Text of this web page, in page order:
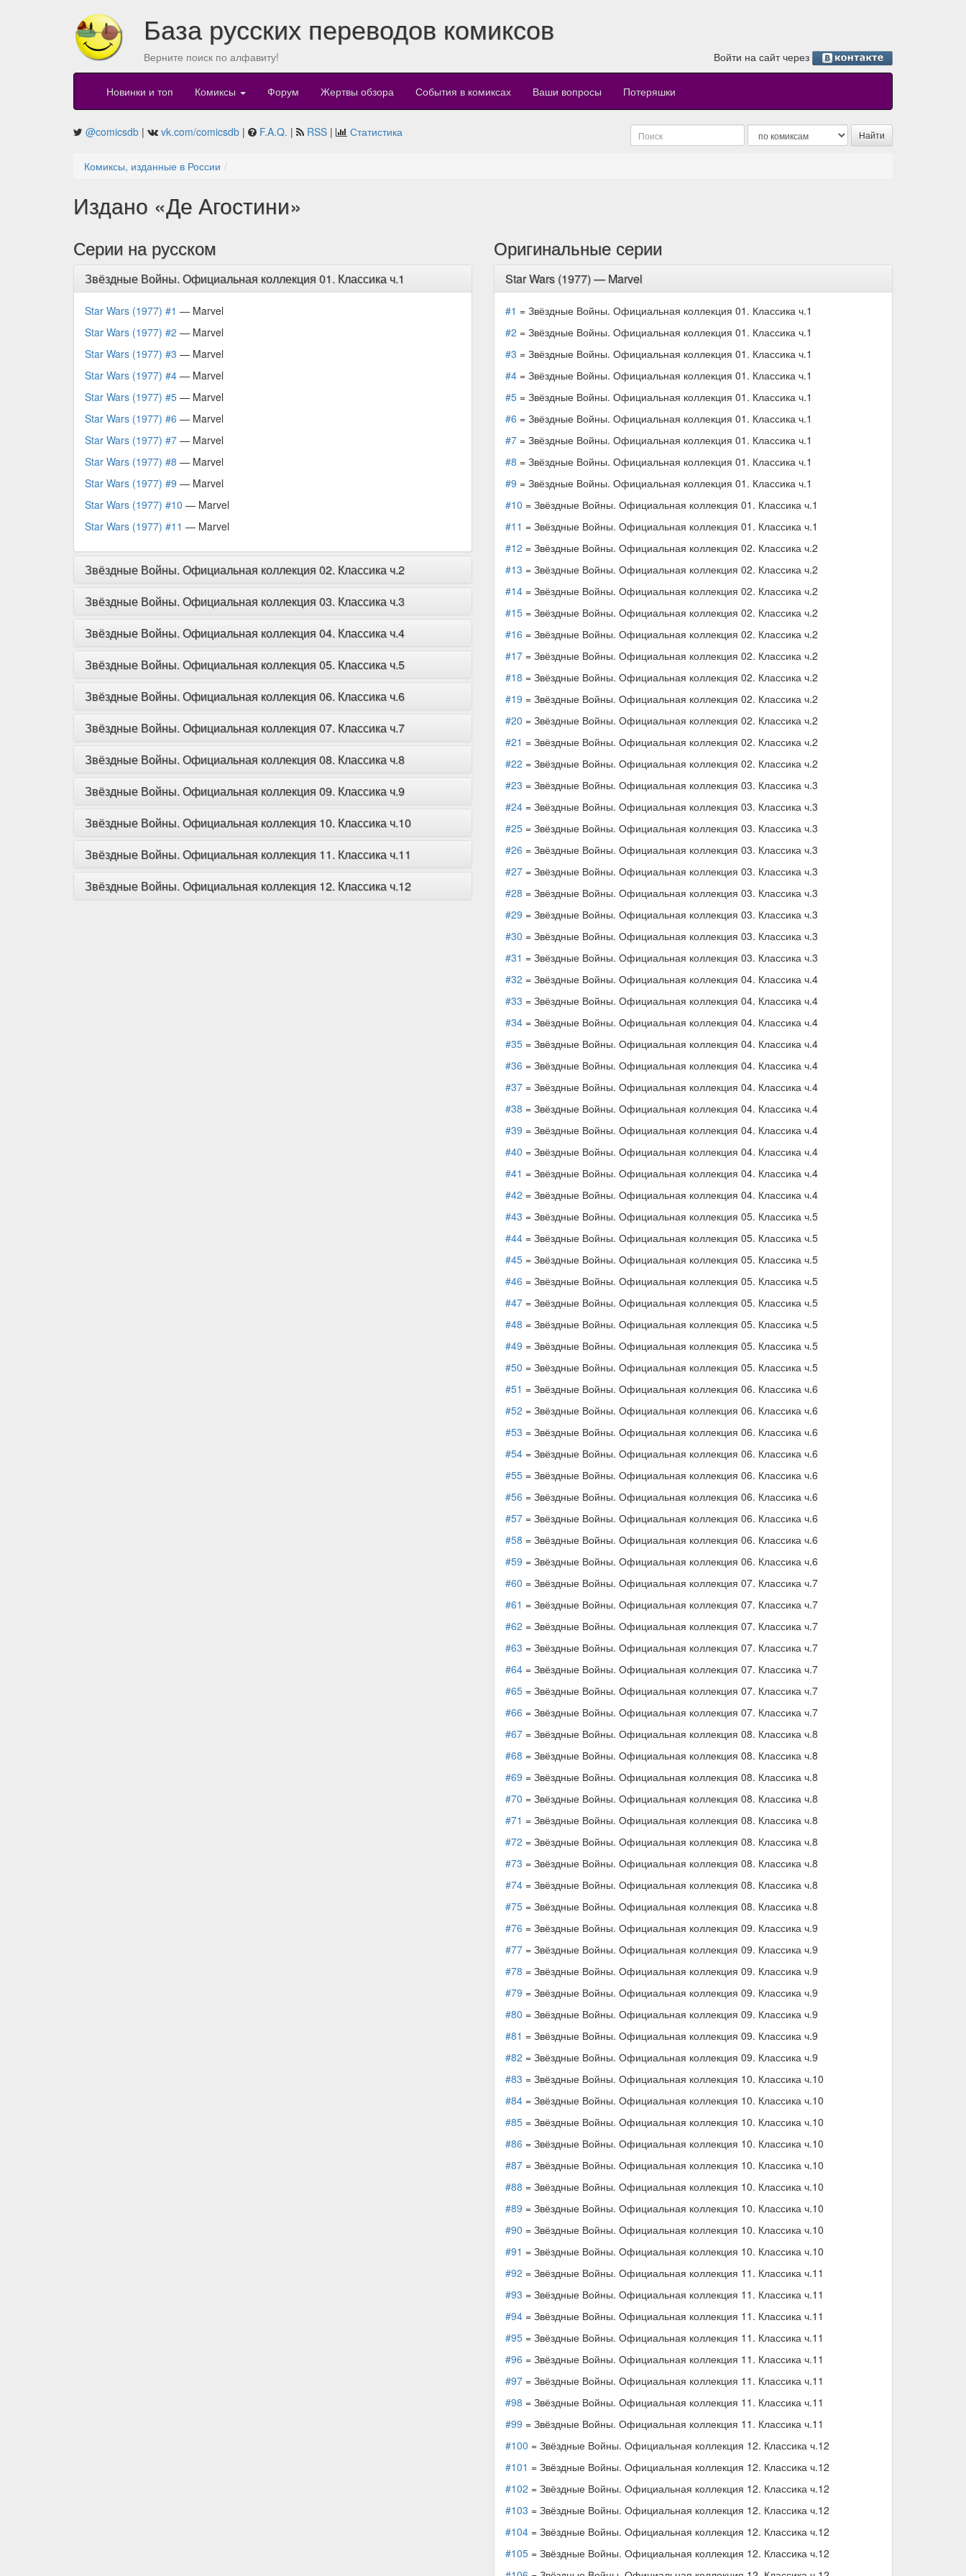
База русских переводов комиксов
Верните поиск по алфавиту! Войти на сайт через
Новинки и топ Комиксы Форум Жертвы обзора События в комиксах Ваши вопросы Потеряшки
@comicsdb | vk.com/comicsdb | F.A.Q. | RSS | Статистика
Комиксы, изданные в России
Издано «Де Агостини»
Серии на русском
Звёздные Войны. Официальная коллекция 01. Классика ч.1
Star Wars (1977) #1 — Marvel
Star Wars (1977) #2 — Marvel
Star Wars (1977) #3 — Marvel
Star Wars (1977) #4 — Marvel
Star Wars (1977) #5 — Marvel
Star Wars (1977) #6 — Marvel
Star Wars (1977) #7 — Marvel
Star Wars (1977) #8 — Marvel
Star Wars (1977) #9 — Marvel
Star Wars (1977) #10 — Marvel
Star Wars (1977) #11 — Marvel
Звёздные Войны. Официальная коллекция 02. Классика ч.2
Звёздные Войны. Официальная коллекция 03. Классика ч.3
Звёздные Войны. Официальная коллекция 04. Классика ч.4
Звёздные Войны. Официальная коллекция 05. Классика ч.5
Звёздные Войны. Официальная коллекция 06. Классика ч.6
Звёздные Войны. Официальная коллекция 07. Классика ч.7
Звёздные Войны. Официальная коллекция 08. Классика ч.8
Звёздные Войны. Официальная коллекция 09. Классика ч.9
Звёздные Войны. Официальная коллекция 10. Классика ч.10
Звёздные Войны. Официальная коллекция 11. Классика ч.11
Звёздные Войны. Официальная коллекция 12. Классика ч.12
Оригинальные серии
Star Wars (1977) — Marvel
#1 = Звёздные Войны. Официальная коллекция 01. Классика ч.1
#2 = Звёздные Войны. Официальная коллекция 01. Классика ч.1
#3 = Звёздные Войны. Официальная коллекция 01. Классика ч.1
#4 = Звёздные Войны. Официальная коллекция 01. Классика ч.1
#5 = Звёздные Войны. Официальная коллекция 01. Классика ч.1
#6 = Звёздные Войны. Официальная коллекция 01. Классика ч.1
#7 = Звёздные Войны. Официальная коллекция 01. Классика ч.1
#8 = Звёздные Войны. Официальная коллекция 01. Классика ч.1
#9 = Звёздные Войны. Официальная коллекция 01. Классика ч.1
#10 = Звёздные Войны. Официальная коллекция 01. Классика ч.1
#11 = Звёздные Войны. Официальная коллекция 01. Классика ч.1
#12 = Звёздные Войны. Официальная коллекция 02. Классика ч.2
#13 = Звёздные Войны. Официальная коллекция 02. Классика ч.2
#14 = Звёздные Войны. Официальная коллекция 02. Классика ч.2
#15 = Звёздные Войны. Официальная коллекция 02. Классика ч.2
#16 = Звёздные Войны. Официальная коллекция 02. Классика ч.2
#17 = Звёздные Войны. Официальная коллекция 02. Классика ч.2
#18 = Звёздные Войны. Официальная коллекция 02. Классика ч.2
#19 = Звёздные Войны. Официальная коллекция 02. Классика ч.2
#20 = Звёздные Войны. Официальная коллекция 02. Классика ч.2
#21 = Звёздные Войны. Официальная коллекция 02. Классика ч.2
#22 = Звёздные Войны. Официальная коллекция 02. Классика ч.2
#23 = Звёздные Войны. Официальная коллекция 03. Классика ч.3
#24 = Звёздные Войны. Официальная коллекция 03. Классика ч.3
#25 = Звёздные Войны. Официальная коллекция 03. Классика ч.3
#26 = Звёздные Войны. Официальная коллекция 03. Классика ч.3
#27 = Звёздные Войны. Официальная коллекция 03. Классика ч.3
#28 = Звёздные Войны. Официальная коллекция 03. Классика ч.3
#29 = Звёздные Войны. Официальная коллекция 03. Классика ч.3
#30 = Звёздные Войны. Официальная коллекция 03. Классика ч.3
#31 = Звёздные Войны. Официальная коллекция 03. Классика ч.3
#32 = Звёздные Войны. Официальная коллекция 04. Классика ч.4
#33 = Звёздные Войны. Официальная коллекция 04. Классика ч.4
#34 = Звёздные Войны. Официальная коллекция 04. Классика ч.4
#35 = Звёздные Войны. Официальная коллекция 04. Классика ч.4
#36 = Звёздные Войны. Официальная коллекция 04. Классика ч.4
#37 = Звёздные Войны. Официальная коллекция 04. Классика ч.4
#38 = Звёздные Войны. Официальная коллекция 04. Классика ч.4
#39 = Звёздные Войны. Официальная коллекция 04. Классика ч.4
#40 = Звёздные Войны. Официальная коллекция 04. Классика ч.4
#41 = Звёздные Войны. Официальная коллекция 04. Классика ч.4
#42 = Звёздные Войны. Официальная коллекция 04. Классика ч.4
#43 = Звёздные Войны. Официальная коллекция 05. Классика ч.5
#44 = Звёздные Войны. Официальная коллекция 05. Классика ч.5
#45 = Звёздные Войны. Официальная коллекция 05. Классика ч.5
#46 = Звёздные Войны. Официальная коллекция 05. Классика ч.5
#47 = Звёздные Войны. Официальная коллекция 05. Классика ч.5
#48 = Звёздные Войны. Официальная коллекция 05. Классика ч.5
#49 = Звёздные Войны. Официальная коллекция 05. Классика ч.5
#50 = Звёздные Войны. Официальная коллекция 05. Классика ч.5
#51 = Звёздные Войны. Официальная коллекция 06. Классика ч.6
#52 = Звёздные Войны. Официальная коллекция 06. Классика ч.6
#53 = Звёздные Войны. Официальная коллекция 06. Классика ч.6
#54 = Звёздные Войны. Официальная коллекция 06. Классика ч.6
#55 = Звёздные Войны. Официальная коллекция 06. Классика ч.6
#56 = Звёздные Войны. Официальная коллекция 06. Классика ч.6
#57 = Звёздные Войны. Официальная коллекция 06. Классика ч.6
#58 = Звёздные Войны. Официальная коллекция 06. Классика ч.6
#59 = Звёздные Войны. Официальная коллекция 06. Классика ч.6
#60 = Звёздные Войны. Официальная коллекция 07. Классика ч.7
#61 = Звёздные Войны. Официальная коллекция 07. Классика ч.7
#62 = Звёздные Войны. Официальная коллекция 07. Классика ч.7
#63 = Звёздные Войны. Официальная коллекция 07. Классика ч.7
#64 = Звёздные Войны. Официальная коллекция 07. Классика ч.7
#65 = Звёздные Войны. Официальная коллекция 07. Классика ч.7
#66 = Звёздные Войны. Официальная коллекция 07. Классика ч.7
#67 = Звёздные Войны. Официальная коллекция 08. Классика ч.8
#68 = Звёздные Войны. Официальная коллекция 08. Классика ч.8
#69 = Звёздные Войны. Официальная коллекция 08. Классика ч.8
#70 = Звёздные Войны. Официальная коллекция 08. Классика ч.8
#71 = Звёздные Войны. Официальная коллекция 08. Классика ч.8
#72 = Звёздные Войны. Официальная коллекция 08. Классика ч.8
#73 = Звёздные Войны. Официальная коллекция 08. Классика ч.8
#74 = Звёздные Войны. Официальная коллекция 08. Классика ч.8
#75 = Звёздные Войны. Официальная коллекция 08. Классика ч.8
#76 = Звёздные Войны. Официальная коллекция 09. Классика ч.9
#77 = Звёздные Войны. Официальная коллекция 09. Классика ч.9
#78 = Звёздные Войны. Официальная коллекция 09. Классика ч.9
#79 = Звёздные Войны. Официальная коллекция 09. Классика ч.9
#80 = Звёздные Войны. Официальная коллекция 09. Классика ч.9
#81 = Звёздные Войны. Официальная коллекция 09. Классика ч.9
#82 = Звёздные Войны. Официальная коллекция 09. Классика ч.9
#83 = Звёздные Войны. Официальная коллекция 10. Классика ч.10
#84 = Звёздные Войны. Официальная коллекция 10. Классика ч.10
#85 = Звёздные Войны. Официальная коллекция 10. Классика ч.10
#86 = Звёздные Войны. Официальная коллекция 10. Классика ч.10
#87 = Звёздные Войны. Официальная коллекция 10. Классика ч.10
#88 = Звёздные Войны. Официальная коллекция 10. Классика ч.10
#89 = Звёздные Войны. Официальная коллекция 10. Классика ч.10
#90 = Звёздные Войны. Официальная коллекция 10. Классика ч.10
#91 = Звёздные Войны. Официальная коллекция 10. Классика ч.10
#92 = Звёздные Войны. Официальная коллекция 11. Классика ч.11
#93 = Звёздные Войны. Официальная коллекция 11. Классика ч.11
#94 = Звёздные Войны. Официальная коллекция 11. Классика ч.11
#95 = Звёздные Войны. Официальная коллекция 11. Классика ч.11
#96 = Звёздные Войны. Официальная коллекция 11. Классика ч.11
#97 = Звёздные Войны. Официальная коллекция 11. Классика ч.11
#98 = Звёздные Войны. Официальная коллекция 11. Классика ч.11
#99 = Звёздные Войны. Официальная коллекция 11. Классика ч.11
#100 = Звёздные Войны. Официальная коллекция 12. Классика ч.12
#101 = Звёздные Войны. Официальная коллекция 12. Классика ч.12
#102 = Звёздные Войны. Официальная коллекция 12. Классика ч.12
#103 = Звёздные Войны. Официальная коллекция 12. Классика ч.12
#104 = Звёздные Войны. Официальная коллекция 12. Классика ч.12
#105 = Звёздные Войны. Официальная коллекция 12. Классика ч.12